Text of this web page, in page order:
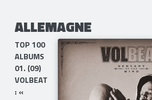
ALLEMAGNE
TOP 100
ALBUMS
01. (09)
VOLBEAT
: «